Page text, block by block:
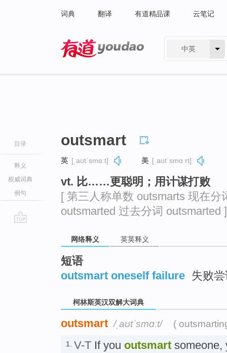
词典 翻译 有道精品课 云笔记
中英
目录
释义
权威词典
例句
outsmart
英 [ˌaʊtˈsmɑːt] 美 [ˌaʊtˈsmɑːrt]
vt. 比……更聪明；用计谋打败
[ 第三人称单数 outsmarts 现在分
outsmarted 过去分词 outsmarted ]
网络释义 英英释义
短语
outsmart oneself failure 失败
柯林斯英汉双解大词典
outsmart /ˌaʊtˈsmɑːt/ (
1. V-T If you outsmart someone,